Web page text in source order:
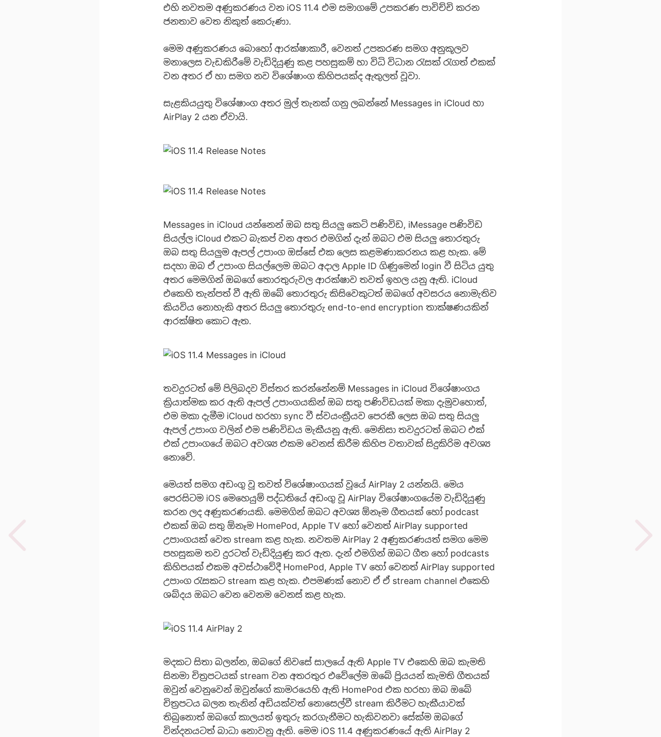
එහි නවතම අණුකරණය වන iOS 11.4 එම සමාගමේ උපකරණ පාවිච්චි කරන
ජනතාව වෙත නිකුත් කෙරුණා.
මෙම අණුකරණය බොහෝ ආරක්ෂාකාරී, වෙනත් උපකරණ සමග අනුකූලව
මනාලෙස වැඩකිරීමේ වැඩිදියුණු කළ පහසුකම් හා විධි විධාන රැසක් රැගත් එකක්
වන අතර ඒ හා සමග නව විශේෂාංග කිහිපයක්ද ඇතුලත් වූවා.
සැළකියයුතු විශේෂාංග අතර මුල් තැනක් ගනු ලබන්නේ Messages in iCloud හා
AirPlay 2 යන ඒවායි.
Messages in iCloud යන්නෙන් ඔබ සතු සියලු කෙටි පණිවිඩ, iMessage පණිවිඩ
සියල්ල iCloud එකට බැකප් වන අතර එමගින් දැන් ඔබට එම සියලු තොරතුරු
ඔබ සතු සියලුම ඇපල් උපාංග ඔස්සේ එක ලෙස කළමණාකරනය කළ හැක. මේ
සදහා ඔබ ඒ උපාංග සියල්ලෙම ඔබට අදාල Apple ID ගිණුමෙන් login වී සිටිය යුතු
අතර මෙමගින් ඔබගේ තොරතුරුවල ආරක්ෂාව තවත් ඉහල යනු ඇති. iCloud
එකෙහි තැන්පත් වී ඇති ඔබේ තොරතුරු කිසිවෙකුටත් ඔබගේ අවසරය නොමැතිව
කියවිය නොහැකි අතර සියලු තොරතුරු end-to-end encryption තාක්ෂණයකින්
ආරක්ෂිත කොට ඇත.
තවදුරටත් මේ පිලිබදව විස්තර කරන්නේනම් Messages in iCloud විශේෂාංගය
ක්‍රියාත්මක කර ඇති ඇපල් උපාංගයකින් ඔබ සතු පණිවිඩයක් මකා දැමුවහොත්,
එම මකා දැමීම iCloud හරහා sync වී ස්වයංක්‍රීයව පෙරකී ලෙස ඔබ සතු සියලු
ඇපල් උපාංග වලින් එම පණිවිඩය මැකීයනු ඇති. මෙනිසා තවදුරටත් ඔබට එක්
එක් උපාංගයේ ඔබට අවශ්‍ය එකම වෙනස් කිරීම කිහිප වතාවක් සිදුකිරිම අවශ්‍ය
නොවේ.
මෙයත් සමග අඩංගු වූ තවත් විශේෂාංගයක් වූයේ AirPlay 2 යන්නයි. මෙය
පෙරසිටම iOS මෙහෙයුම් පද්ධතියේ අඩංගු වූ AirPlay විශේෂාංගයේම වැඩිදියුණු
කරන ලද අණුකරණයකි. මෙමගින් ඔබට අවශ්‍ය ඕනෑම ගීතයක් හෝ podcast
එකක් ඔබ සතු ඕනෑම HomePod, Apple TV හෝ වෙනත් AirPlay supported
උපාංගයක් වෙත stream කළ හැක. නවතම AirPlay 2 අණුකරණයත් සමග මෙම
පහසුකම තව දුරටත් වැඩිදියුණු කර ඇත. දැන් එමගින් ඔබට ගීත හෝ podcasts
කිහිපයක් එකම අවස්ථාවේදී HomePod, Apple TV හෝ වෙනත් AirPlay supported
උපාංග රැසකට stream කළ හැක. එපමණක් නොව ඒ ඒ stream channel එකෙහි
ශබ්දය ඔබට වෙන වෙනම වෙනස් කළ හැක.
මදකට සිතා බලන්න, ඔබගේ නිවසේ සාලයේ ඇති Apple TV එකෙහි ඔබ කැමති
සිනමා චිත්‍රපටයක් stream වන අතරතුර එවේලේම ඔබේ ප්‍රියයන් කැමති ගීතයක්
ඔවුන් වෙනුවෙන් ඔවුන්ගේ කාමරයෙහි ඇති HomePod එක හරහා ඔබ ඔබේ
චිත්‍රපටය බලන තැනින් අඩියක්වත් නොසෙල්වී stream කිරීමට හැකීයාවක්
තිබුනොත් ඔබගේ කාලයත් ඉතුරු කරගැනීමට හැකිවනවා සේක්ම ඔබගේ
වින්දනයටත් බාධා නොවනු ඇති. මෙම iOS 11.4 අණුකරණයේ ඇති AirPlay 2